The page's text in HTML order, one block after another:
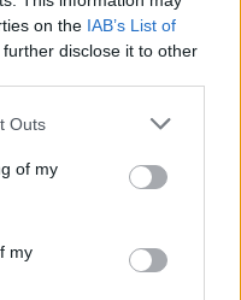
on the IAB’s List of
disclose it to other
one or more Google
You may click to
its third-party tags to
in below Google
Outs
of my
my
nyáron a